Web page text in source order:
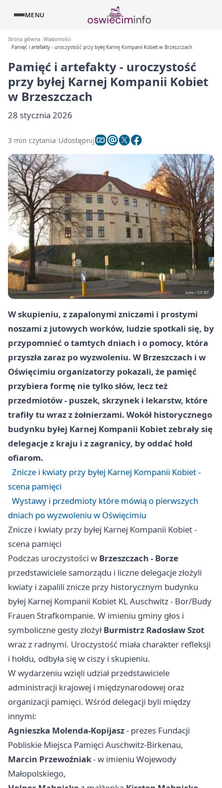
MENU
Strona główna Wiadomości
Pamięć i artefakty - uroczystość przy byłej Karnej Kompanii Kobiet w Brzeszczach
Pamięć i artefakty - uroczystość
przy byłej Karnej Kompanii Kobiet
w Brzeszczach
28 stycznia 2026
3 min czytania Udostępnij
W skupieniu, z zapalonymi zniczami i prostymi
noszami z jutowych worków, ludzie spotkali się, by
przypomnieć o tamtych dniach i o pomocy, która
przyszła zaraz po wyzwoleniu. W Brzeszczach i w
Oświęcimiu organizatorzy pokazali, że pamięć
przybiera formę nie tylko słów, lecz też
przedmiotów - puszek, skrzynek i lekarstw, które
trafiły tu wraz z żołnierzami. Wokół historycznego
budynku byłej Karnej Kompanii Kobiet zebrały się
delegacje z kraju i z zagranicy, by oddać hołd
ofiarom.
Znicze i kwiaty przy byłej Karnej Kompanii Kobiet -
scena pamięci
Wystawy i przedmioty które mówią o pierwszych
dniach po wyzwoleniu w Oświęcimiu
Znicze i kwiaty przy byłej Karnej Kompanii Kobiet -
scena pamięci
Podczas uroczystości w Brzeszczach - Borze
przedstawiciele samorządu i liczne delegacje złożyli
kwiaty i zapalili znicze przy historycznym budynku
byłej Karnej Kompanii Kobiet KL Auschwitz - Bor/Budy
Frauen Strafkompanie. W imieniu gminy głos i
symboliczne gesty złożyłBurmistrz Radosław Szot
wraz z radnymi. Uroczystość miała charakter refleksji
i hołdu, odbyła się w ciszy i skupieniu.
W wydarzeniu wzięli udział przedstawiciele
administracji krajowej i międzynarodowej oraz
organizacji pamięci. Wśród delegacji byli między
innymi:
Agnieszka Molenda-Kopijasz- prezes Fundacji
Pobliskie Miejsca Pamięci Auschwitz-Birkenau,
Marcin Przewoźniak- w imieniu Wojewody
Małopolskiego,